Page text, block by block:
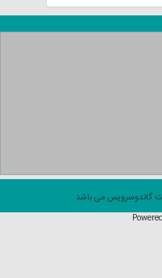
گاندوسرويس می باشد .